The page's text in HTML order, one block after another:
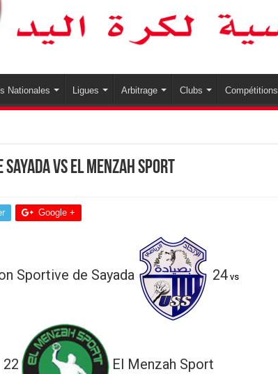
Nationales Ligues Arbitrage Clubs Compétitions
vs El Menzah Sport
Google +
Sportive de Sayada 24vs
22 El Menzah Sport